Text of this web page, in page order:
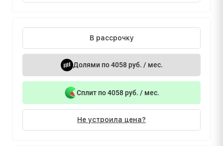
В рассрочку
Долями по 4058 руб. / мес.
Сплит по 4058 руб. / мес.
Не устроила цена?